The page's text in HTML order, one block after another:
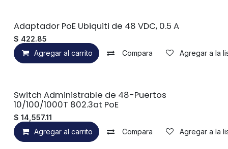
Adaptador PoE Ubiquiti de 48 VDC, 0.5 A
$ 422.85
Agregar al carrito
Compara Agregar a la
Switch Administrable de 48-Puertos
10/100/1000T 802.3at PoE
$ 14,557.11
Agregar al carrito
Compara Agregar a la